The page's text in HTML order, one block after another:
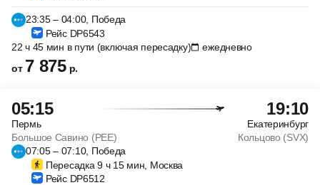
23:35 – 04:00, Победа
Рейс DP6543
22 ч 45 мин в пути (включая пересадку)
ежедневно
от 7 875 р.
05:15 19:10
Пермь
Екатеринбург
Большое Савино (PEE)
Кольцово (SVX)
07:05 – 07:10, Победа
Пересадка 9 ч 15 мин, Москва
Рейс DP6512